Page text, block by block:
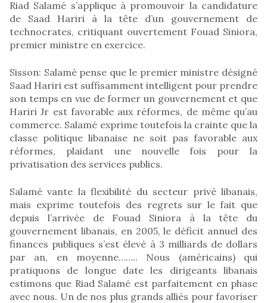
Riad Salamé s’applique à promouvoir la candidature
de Saad Hariri à la tête d’un gouvernement de
technocrates, critiquant ouvertement Fouad Siniora,
premier ministre en exercice.
Sisson: Salamé pense que le premier ministre désigné
Saad Hariri est suffisamment intelligent pour prendre
son temps en vue de former un gouvernement et que
Hariri Jr est favorable aux réformes, de même qu’au
commerce. Salamé exprime toutefois la crainte que la
classe politique libanaise ne soit pas favorable aux
réformes, plaidant une nouvelle fois pour la
privatisation des services publics.
Salamé vante la flexibilité du secteur privé libanais,
mais exprime toutefois des regrets sur le fait que
depuis l’arrivée de Fouad Siniora à la tête du
gouvernement libanais, en 2005, le déficit annuel des
finances publiques s’est élevé à 3 milliards de dollars
par an, en moyenne…….. Nous (américains) qui
pratiquons de longue date les dirigeants libanais
estimons que Riad Salamé est parfaitement en phase
avec nous. Un de nos plus grands alliés pour favoriser